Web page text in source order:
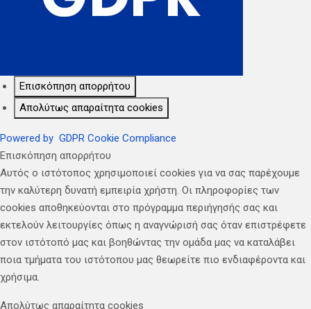
Επισκόπηση απορρήτου
Απολύτως απαραίτητα cookies
Powered by GDPR Cookie Compliance
Επισκόπηση απορρήτου
Αυτός ο ιστότοπος χρησιμοποιεί cookies για να σας παρέχουμε
την καλύτερη δυνατή εμπειρία χρήστη. Οι πληροφορίες των
cookies αποθηκεύονται στο πρόγραμμα περιήγησής σας και
εκτελούν λειτουργίες όπως η αναγνώρισή σας όταν επιστρέφετε
στον ιστότοπό μας και βοηθώντας την ομάδα μας να καταλάβει
ποια τμήματα του ιστότοπου μας θεωρείτε πιο ενδιαφέροντα και
χρήσιμα.
Απολύτως απαραίτητα cookies